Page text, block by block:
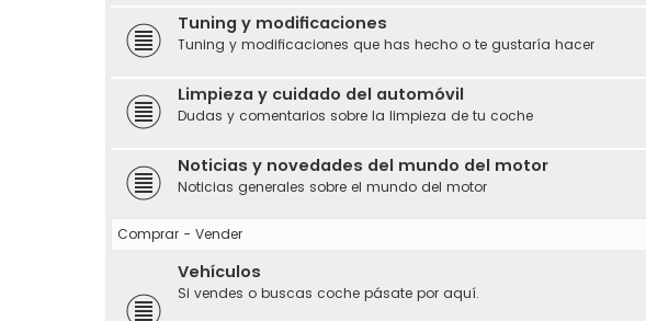
Tuning y modificaciones
Tuning y modificaciones que has hecho o te gustaría hacer
Limpieza y cuidado del automóvil
Dudas y comentarios sobre la limpieza de tu coche
Noticias y novedades del mundo del motor
Noticias generales sobre el mundo del motor
Comprar - Vender
Vehículos
Si vendes o buscas coche pásate por aquí.